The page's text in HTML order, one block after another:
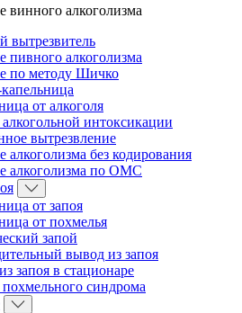
винного алкоголизма
вытрезвитель
пивного алкоголизма
по методу Шичко
от алкоголя
интоксикации
вытрезвление
алкоголизма без кодирования
алкоголизма по ОМС
от запоя
от похмелья
запой
вывод из запоя
запоя в стационаре
синдрома